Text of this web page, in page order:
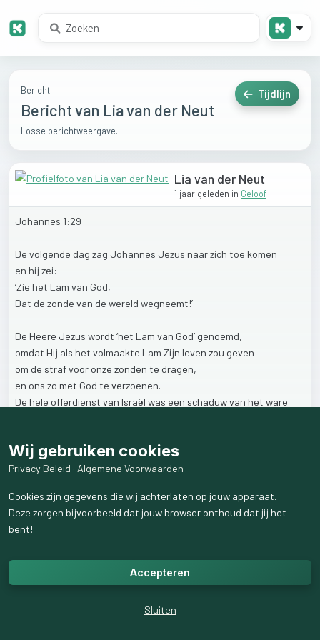
Bericht
Bericht van Lia van der Neut
Losse berichtweergave.
Tijdlijn
Lia van der Neut
1 jaar geleden in Geloof
Johannes 1:29
De volgende dag zag Johannes Jezus naarzich toe komen
en hij zei:
‘Zie het Lam van God,
Dat de zonde van de wereld wegneemt!’
De Heere Jezus wordt ‘het Lam van God’ genoemd,
omdat Hij als het volmaakte Lam Zijn leven zou geven
om de strafvoor onze zonden te dragen,
en ons zo met God te verzoenen.
De hele offerdienst van Israël was een schaduwvan het ware
wezennaardeHeereJezus.
…
HoereageerjeopHem?
Wij gebruiken cookies
Privacy Beleid · Algemene Voorwaarden
Cookies zijn gegevens die wij achterlaten op jouw apparaat.
Deze zorgen bijvoorbeeld dat jouw browser onthoud dat jij het
bent!
Accepteren
Sluiten